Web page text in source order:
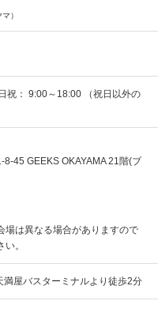
）
祝： 9:00～18:00 （祝日以外の
8-45 GEEKS OKAYAMA 21階(ブ
は異なる場合がありますので
。
屋バスターミナルより徒歩2分